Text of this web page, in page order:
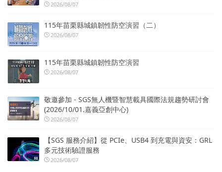
2026/08/07
115年苗栗縣城鎮韌性防空演習（二）
2026/08/07
115年苗栗縣城鎮韌性防空演習
2026/08/07
敬邀參加 - SGS無人機暨智慧載具國際法規趨勢研討會
(2026/10/01.嘉義亞創中心)
2026/08/07
【SGS 服務介紹】從 PCIe、USB4 到充電與資安：GRL
多元技術驗證服務
2026/08/07